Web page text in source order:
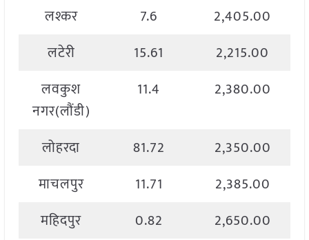
लश्कर
7.6
2,405.00
लटेरी
15.61
2,215.00
लवकुश
नगर(लौंडी)
11.4 2,380.00
लोहरदा 81.72
2,350.00
माचलपुर
11.71
2,385.00
महिदपुर
0.82
2,650.00